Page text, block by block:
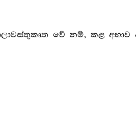
වේ නම්, කළ